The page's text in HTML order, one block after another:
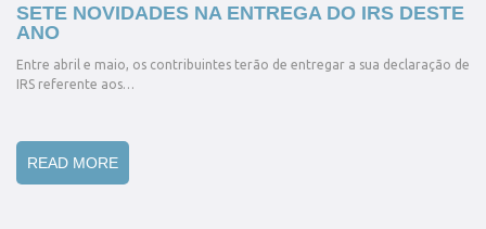
SETE NOVIDADES NA ENTREGA DO IRS DESTE
ANO
Entre abril e maio, os contribuintes terão de entregar a sua declaração de
IRS referente aos…
READ MORE